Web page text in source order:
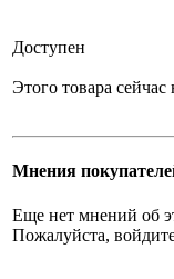
Доступен
Этого товара
Мнения
Еще нет мнений об
Пожалуйста,